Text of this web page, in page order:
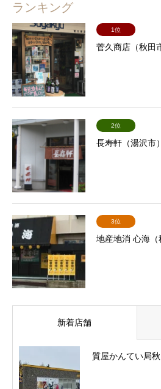
ランキング
1位
菅久商店（秋田
2位
長寿軒（湯沢市）
3位
地産地消 心海（
新着店舗
質屋かんてい局